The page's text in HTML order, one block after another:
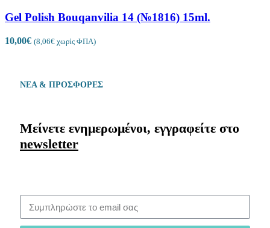
Gel Polish Bouqanvilia 14 (№1816) 15ml.
10,00€ (8,06€ χωρίς ΦΠΑ)
ΝΕΑ & ΠΡΟΣΦΟΡΕΣ
Μείνετε ενημερωμένοι, εγγραφείτε στο
newsletter